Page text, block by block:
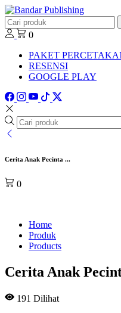
0
PAKET
RESENSI
GOOGLE PLAY
Cerita Anak Pecinta ...
0
Home
Produk
Products
Cerita Anak
191 Dilihat